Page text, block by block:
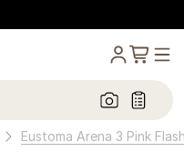
Eustoma Arena 3 Pink